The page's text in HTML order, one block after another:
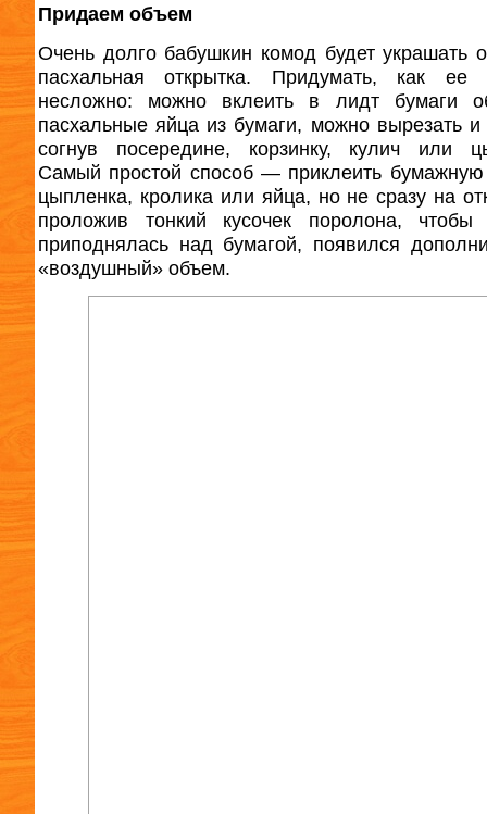
Придаем объем
Очень долго бабушкин комод будет украшать
пасхальная открытка. Придумать, как ее
несложно: можно вклеить в лидт бумаги
пасхальные яйца из бумаги, можно вырезать и
согнув посередине, корзинку, кулич или
Самый простой способ — приклеить бумажную
цыпленка, кролика или яйца, но не сразу на
проложив тонкий кусочек поролона, чтобы
приподнялась над бумагой, появился
«воздушный» объем.